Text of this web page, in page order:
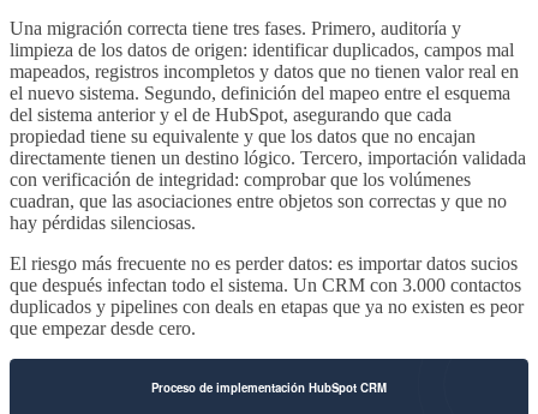
Una migración correcta tiene tres fases. Primero, auditoría y
limpieza de los datos de origen: identificar duplicados, campos mal
mapeados, registros incompletos y datos que no tienen valor real en
el nuevo sistema. Segundo, definición del mapeo entre el esquema
del sistema anterior y el de HubSpot, asegurando que cada
propiedad tiene su equivalente y que los datos que no encajan
directamente tienen un destino lógico. Tercero, importación validada
con verificación de integridad: comprobar que los volúmenes
cuadran, que las asociaciones entre objetos son correctas y que no
hay pérdidas silenciosas.
El riesgo más frecuente no es perder datos: es importar datos sucios
que después infectan todo el sistema. Un CRM con 3.000 contactos
duplicados y pipelines con deals en etapas que ya no existen es peor
que empezar desde cero.